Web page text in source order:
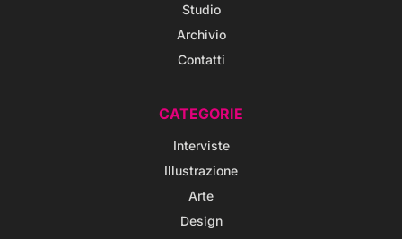
Studio
Archivio
Contatti
CATEGORIE
Interviste
Illustrazione
Arte
Design